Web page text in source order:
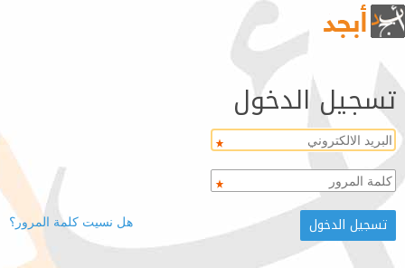
تسجيل الدخول
هل نسيت كلمة المرور؟